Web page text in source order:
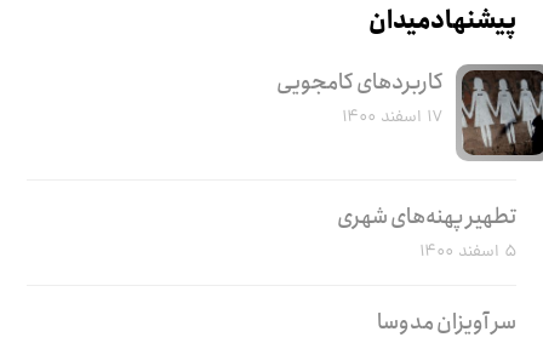
پیشنهاد میدان
کاربرد‌های کامجویی
۱۷ اسفند ۱۴۰۰
تطهیر پهنه‌های شهری
۵ اسفند ۱۴۰۰
سر آویزان مدوسا